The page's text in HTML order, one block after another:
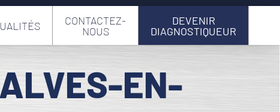
CONTACTEZ-
NOUS
DEVENIR
DIAGNOSTIQUEUR
EN-